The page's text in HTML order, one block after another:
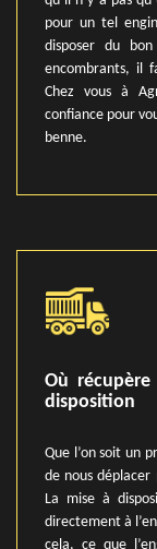
pour un tel
disposer du
encombrants, il
Chez vous à
confiance pour
benne.
Où
disposition
Que l’on soit un
de nous
La mise à
directement à
cela, ce que